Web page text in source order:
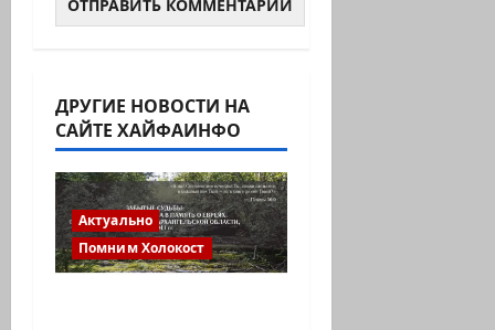
ДРУГИЕ НОВОСТИ НА
САЙТЕ ХАЙФАИНФО
Актуально
Помним Холокост